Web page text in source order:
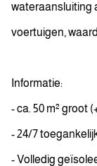
wateraansluiting
voertuigen,
Informatie:
- ca. 50 m² groot
- 24/7
- Volledig